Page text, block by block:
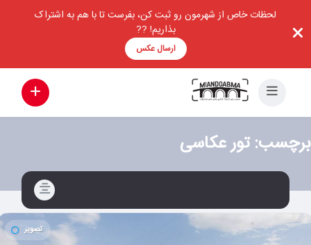
لحظات خاص از شهرمون رو ثبت کن، بفرست تا با هم به اشتراک
بذاریم! ??
ارسال عکس
برچسب:تور عکاسی
تصویر